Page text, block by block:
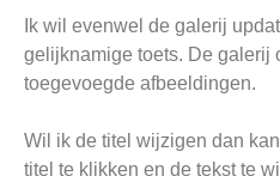
Ik wil evenwel de galerij
gelijknamige toets. De galerij
toegevoegde afbeeldingen.
Wil ik de titel wijzigen dan
titel te klikken en de tekst te